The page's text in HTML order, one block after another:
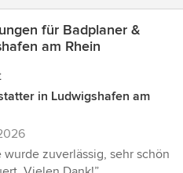
für Badplaner &
am Rhein
in Ludwigshafen am
wurde zuverlässig, sehr schön